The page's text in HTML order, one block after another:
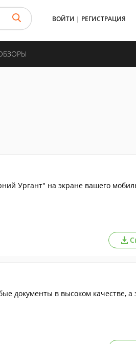
ВОЙТИ | РЕГИСТРАЦИЯ
Ургант" на экране вашего
документы в высоком качестве, а